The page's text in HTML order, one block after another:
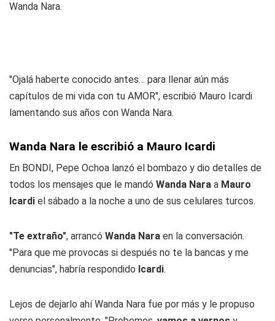
Wanda Nara.
"Ojalá haberte conocido antes… para llenar aún más
capítulos de mi vida con tu AMOR", escribió Mauro Icardi
lamentando sus años con Wanda Nara.
Wanda Nara le escribió a Mauro Icardi
En BONDI, Pepe Ochoa lanzó el bombazo y dio detalles de
todos los mensajes que le mandó Wanda Nara a Mauro
Icardi el sábado a la noche a uno de sus celulares turcos.
"Te extraño", arrancó Wanda Nara en la conversación.
"Para que me provocas si después no te la bancas y me
denuncias", habría respondido Icardi.
Lejos de dejarlo ahí Wanda Nara fue por más y le propuso